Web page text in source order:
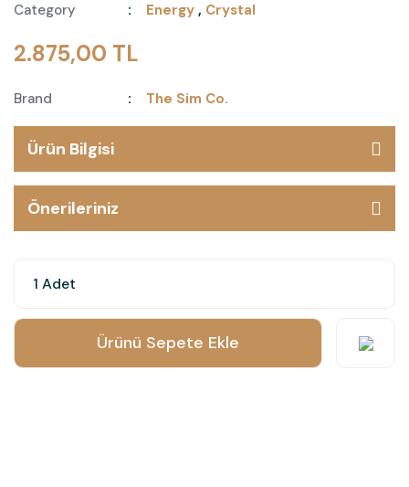
Category Energy , Crystal
2.875,00 TL
Brand The Sim Co.
Ürün Bilgisi
Önerileriniz
Ürünü Sepete Ekle